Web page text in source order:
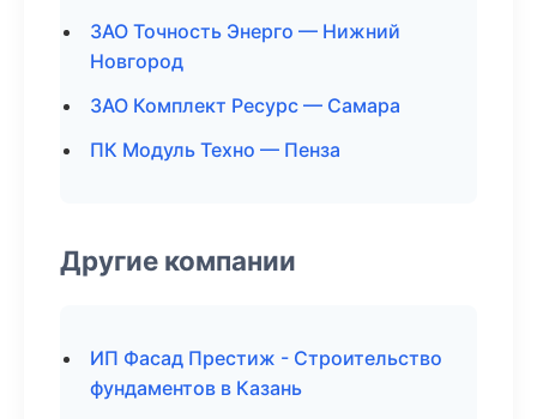
ЗАО Точность Энерго — Нижний
Новгород
ЗАО Комплект Ресурс — Самара
ПК Модуль Техно — Пенза
Другие компании
ИП Фасад Престиж - Строительство
фундаментов в Казань